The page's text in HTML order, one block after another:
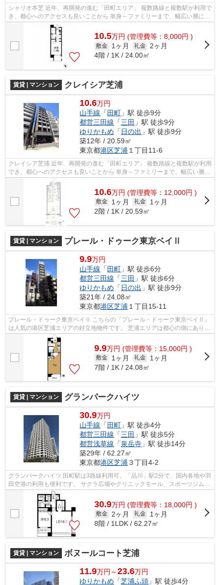
シャリオ本芝 近年、再開発の進む「田町エリア」 複数路線と複数駅が利用で
き、都心へのアクセスも良いことから 単身～ファミリーまで、幅広い層に支
持されているエリアです。 「三...
10.5万円 (管理費等：8,000円 )
敷金 1ヶ月 礼金
2ヶ月
4階 / 1K / 24.00㎡
賃貸 | マンション クレイシア芝浦
10.6万円
山手線 「 田町 」駅 徒歩9分
都営三田線 「三田 」駅 徒歩9分
ゆりかもめ 「 日の出 」駅 徒歩9分
築12年 / 20.59㎡
東京都港区芝浦 １丁目11-6
クレイシア芝浦 近年、再開発の進む「田町エリア」 複数路線と複数駅が利用
でき、都心へのアクセスも良いことから 単身～ファミリーまで、幅広い層に
10.6万円 (管理費等：12,000円 )
敷金 1ヶ月 礼金
1ヶ月
2階 / 1K / 20.59㎡
賃貸 | マンション プレール・ドゥーク東京ベイⅡ
9.9万円
山手線 「 田町 」駅 徒歩6分
都営三田線 「三田 」駅 徒歩6分
ゆりかもめ 「 日の出 」駅 徒歩9分
築21年 / 24.08㎡
東京都港区芝浦 １丁目15-11
プレール・ドゥーク東京ベイⅡ こちらの『プレール・ドゥーク東京ベイⅡ』
は人気の港区芝浦エリアの好立地物件です。 芝浦エリアは都心の側にありな
がら、港がありゆとりある街並みが...
9.9万円 (管理費等：15,000円 )
敷金 1ヶ月 礼金
1ヶ月
7階 / 1K / 24.08㎡
賃貸 | マンション グランパークハイツ
30.9万円
山手線 「 田町 」駅 徒歩4分
都営三田線 「三田 」駅 徒歩5分
都営浅草線 「泉岳寺 」駅 徒歩14分
築29年 / 62.27㎡
東京都港区芝浦 ３丁目4-2
グランパークハイツ 田町駅は3路線利用可。「品川」駅2分で、国内各地や羽
田空港の利用も便利です。 サクラ広場やクリニックモール、スポーツジムな
ども近辺にあり休日も楽しめます。...
30.9万円 (管理費等：18,000円 )
敷金 2ヶ月 礼金
1ヶ月
8階 / 1LDK / 62.27㎡
賃貸 | マンション ボヌールコート芝浦
11.9万円～23.6万円
ゆりかもめ 「芝浦ふ頭 」駅 徒歩4分